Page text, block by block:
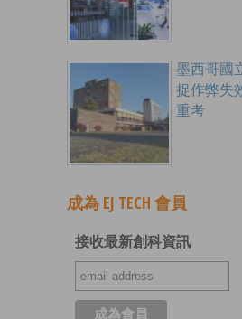
墨西哥國
捉作弊失
重考
成為 EJ TECH 會員
接收最新創科資訊